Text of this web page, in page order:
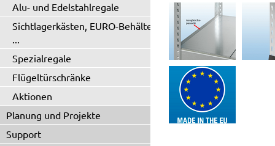
Alu- und Edelstahlregale
Sichtlagerkästen, EURO-Behälter
...
Spezialregale
Flügeltürschränke
Aktionen
Planung und Projekte
Support